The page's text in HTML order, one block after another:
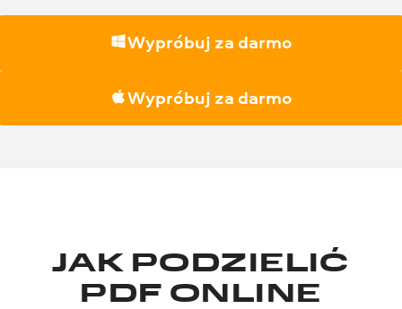
Wypróbuj za darmo
Wypróbuj za darmo
JAK PODZIELIĆ
PDF ONLINE